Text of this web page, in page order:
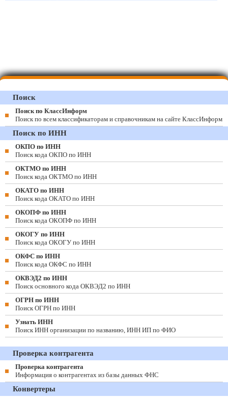
Поиск
Поиск по КлассИнформ
Поиск по всем классификаторам и справочникам на сайте КлассИнформ
Поиск по ИНН
ОКПО по ИНН
Поиск кода ОКПО по ИНН
ОКТМО по ИНН
Поиск кода ОКТМО по ИНН
ОКАТО по ИНН
Поиск кода ОКАТО по ИНН
ОКОПФ по ИНН
Поиск кода ОКОПФ по ИНН
ОКОГУ по ИНН
Поиск кода ОКОГУ по ИНН
ОКФС по ИНН
Поиск кода ОКФС по ИНН
ОКВЭД2 по ИНН
Поиск основного кода ОКВЭД2 по ИНН
ОГРН по ИНН
Поиск ОГРН по ИНН
Узнать ИНН
Поиск ИНН организации по названию, ИНН ИП по ФИО
Проверка контрагента
Проверка контрагента
Информация о контрагентах из базы данных ФНС
Конвертеры